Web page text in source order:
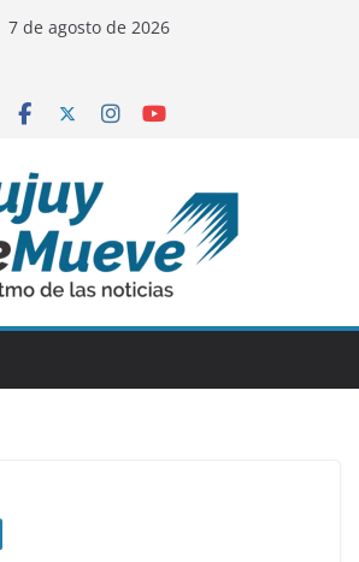
7 de agosto de 2026